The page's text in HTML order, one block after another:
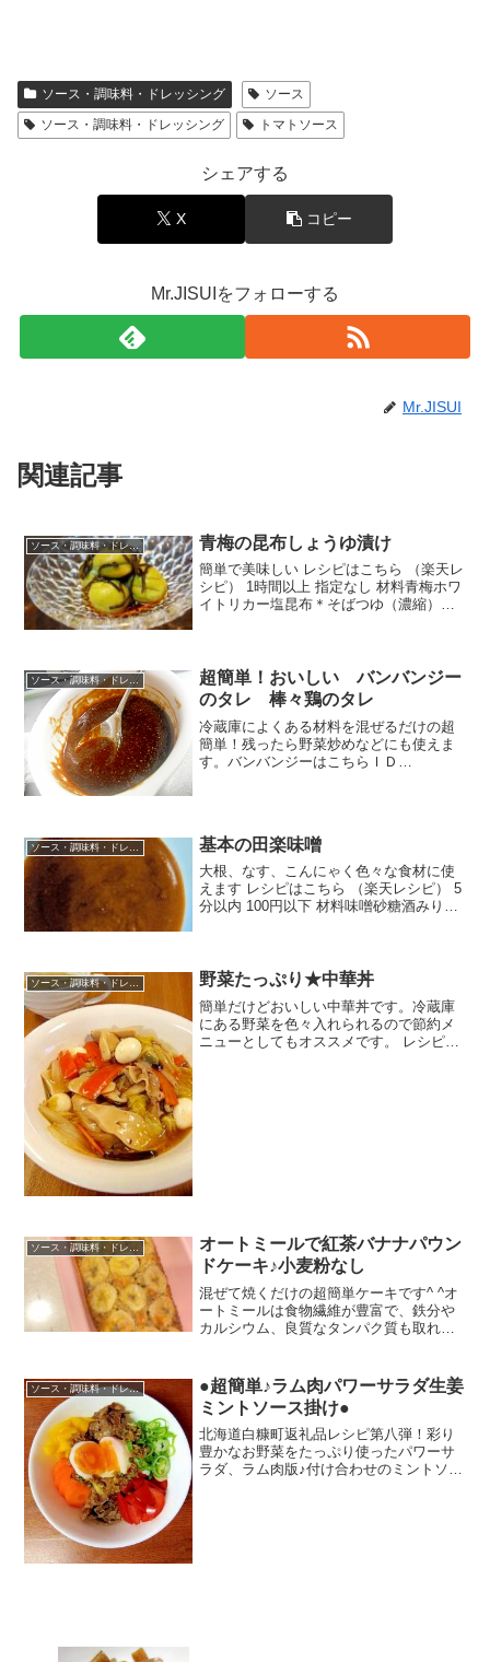
ソース・調味料・ドレッシング
ソース
ソース・調味料・ドレッシング
トマトソース
シェアする
X コピー
Mr.JISUIをフォローする
Mr.JISUI
関連記事
ソース・調味料・ドレッシング 青梅の昆布しょうゆ漬け
簡単で美味しい レシピはこちら （楽天レ
シピ） 1時間以上 指定なし 材料青梅ホワ
イトリカー塩昆布＊そばつゆ（濃縮）＊
ソース・調味料・ドレッシング
超簡単！おいしい バンバンジー
のタレ 棒々鶏のタレ
冷蔵庫によくある材料を混ぜるだけの超
簡単！残ったら野菜炒めなどにも使えま
す。バンバンジーはこちらＩＤ
基本の田楽味噌
大根、なす、こんにゃく色々な食材に使
えます レシピはこちら （楽天レシピ） 5
分以内 100円以下 材料味噌砂糖酒みりん
野菜たっぷり★中華丼
簡単だけどおいしい中華丼です。冷蔵庫
にある野菜を色々入れられるので節約メ
ニューとしてもオススメです。 レシピは
オートミールで紅茶バナナパウン
ドケーキ♪小麦粉なし
混ぜて焼くだけの超簡単ケーキです^ ^オ
ートミールは食物繊維が豊富で、鉄分や
カルシウム、良質なタンパク質も取れ
オートミール★バナナ★砂糖★ベーキン
グパウ...
ソース・調味料・ドレッシング
●超簡単♪ラム肉パワーサラダ生姜
ミントソース掛け●
北海道白糠町返礼品レシピ第八弾！彩り
豊かなお野菜をたっぷり使ったパワーサ
ラダ、ラム肉版♪付け合わせのミントソー